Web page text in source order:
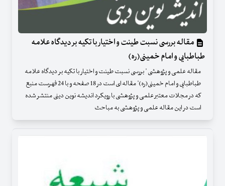
مقاله بررسی نسبت طینت و اختیار با تکیه بر دیدگاه علامه
طباطبایی و امام خمینی(ره)
مقاله علمی و پژوهشی " بررسی نسبت طینت و اختیار با تکیه بر دیدگاه علامه
طباطبایی و امام خمینی(ره)" مقاله ای است در 18 صفحه و با 24 فهرست منبع
که در مجلات معتبر علمی و پژوهشی با رویکرد اندیشه نوین دینی منتشر شده
است در این مقاله علمی و پژوهشی به مباحث